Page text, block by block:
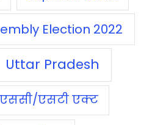
Election 2022
Uttar Pradesh
एससी/एसटी एक्‍ट